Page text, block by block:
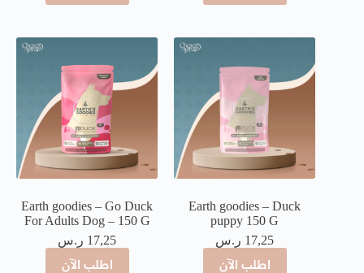
Earth goodies – Duck
puppy 150 G
17,25 ر.س
اطلب الآن
Earth goodies – Go Duck
For Adults Dog – 150 G
17,25 ر.س
اطلب الآن